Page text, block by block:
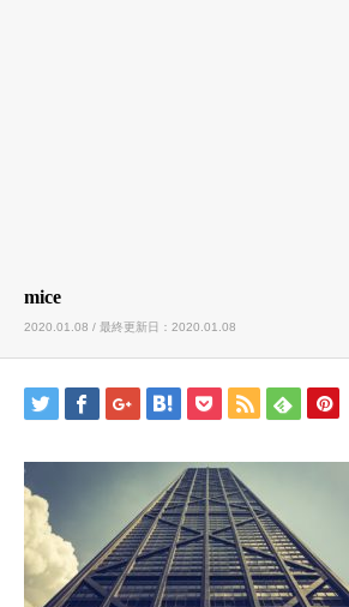
mice
2020.01.08 / 最終更新日：2020.01.08